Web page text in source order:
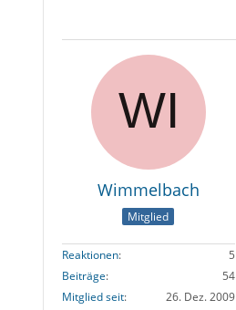
Wimmelbach
Mitglied
Reaktionen
5
Beiträge
54
Mitglied seit
26. Dez. 2009